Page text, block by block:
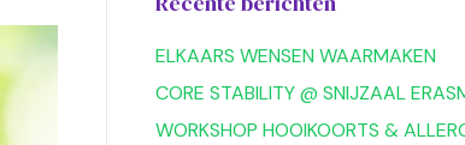
ELKAARS WENSEN WAARMAKEN
CORE STABILITY @ SNIJZAAL
WORKSHOP HOOIKOORTS &